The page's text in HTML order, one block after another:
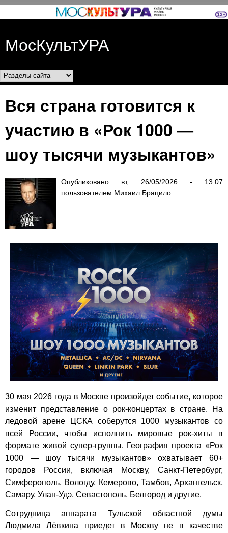
Перейти к основному
МосКультУРА
Разделы сайта
Вся страна готовится к
участию в «Рок 1000 —
шоу тысячи музыкантов»
Опубликовано вт, 26/05/2026 - 13:07
пользователем Михаил Брацило
30 мая 2026 года в Москве произойдет событие, которое
изменит представление о рок-концертах в стране. На
ледовой арене ЦСКА соберутся 1000 музыкантов со
всей России, чтобы исполнить мировые рок-хиты в
формате живой супер-группы. География проекта «Рок
1000 — шоу тысячи музыкантов»охватывает 60+
городов России, включая Москву, Санкт-Петербург,
Симферополь, Вологду, Кемерово, Тамбов, Архангельск,
Самару, Улан-Удэ, Севастополь, Белгород и другие.
Сотрудница аппарата Тульской областной думы
Людмила Лёвкина приедет в Москву не в качестве